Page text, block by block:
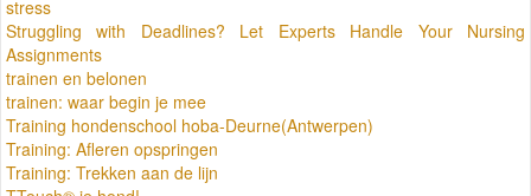
stress
Struggling with Deadlines? Let Experts Handle Your Nursing
Assignments
trainen en belonen
trainen: waar begin je mee
Training hondenschool hoba-Deurne(Antwerpen)
Training: Afleren opspringen
Training: Trekken aan de lijn